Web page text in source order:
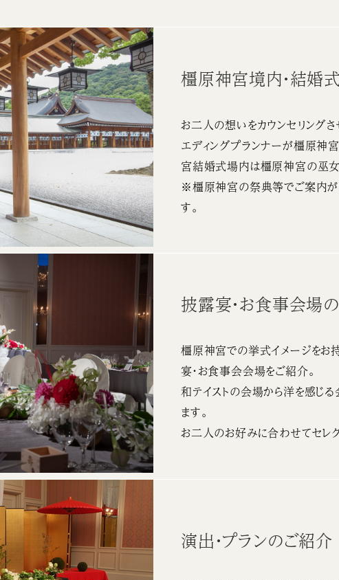
橿原神宮境内・結婚
お二人の想いをカウンセリング
エディングプランナーが橿原神
宮結婚式場内は橿原神宮の巫女
※橿原神宮の祭典等でご案内が
す。
披露宴・お食事会場
橿原神宮での挙式イメージをお
宴・お食事会会場をご紹介。
和テイストの会場から洋を感じ
ます。
お二人のお好みに合わせてセレク
演出・プランのご紹介